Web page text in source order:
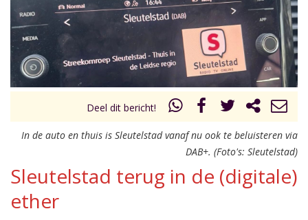
Deel dit bericht!
In de auto en thuis is Sleutelstad vanaf nu ook te beluisteren via
DAB+. (Foto's: Sleutelstad)
Sleutelstad terug in de (digitale)
ether